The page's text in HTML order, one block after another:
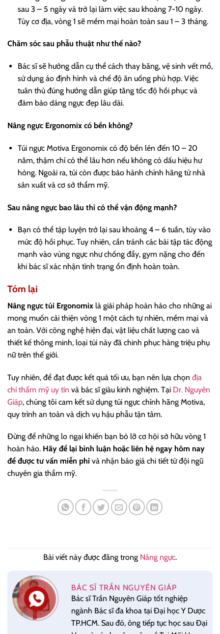
sau 3 – 5 ngày và trở lại làm việc sau khoảng 7-10 ngày.
Tùy cơ địa, vòng 1 sẽ mềm mại hoàn toàn sau 1 – 3 tháng.
Chăm sóc sau phẫu thuật như thế nào?
Bác sĩ sẽ hướng dẫn cụ thể cách thay băng, vệ sinh vết mổ,
sử dụng áo định hình và chế độ ăn uống phù hợp. Việc
tuân thủ đúng hướng dẫn giúp tăng tốc độ hồi phục và
đảm bảo dáng ngực đẹp lâu dài.
Nâng ngực Ergonomix có bền không?
Túi ngực Motiva Ergonomix có độ bền lên đến 10 – 20
năm, thậm chí có thể lâu hơn nếu không có dấu hiệu hư
hỏng. Ngoài ra, túi còn được bảo hành chính hãng từ nhà
sản xuất và cơ sở thẩm mỹ.
Sau nâng ngực bao lâu thì có thể vận động mạnh?
Bạn có thể tập luyện trở lại sau khoảng 4 – 6 tuần, tùy vào
mức độ hồi phục. Tuy nhiên, cần tránh các bài tập tác động
mạnh vào vùng ngực như chống đẩy, gym nặng cho đến
khi bác sĩ xác nhận tình trạng ổn định hoàn toàn.
Tóm lại
Nâng ngực túi Ergonomix là giải pháp hoàn hảo cho những ai
mong muốn cải thiện vòng 1 một cách tự nhiên, mềm mại và
an toàn. Với công nghệ hiện đại, vật liệu chất lượng cao và
thiết kế thông minh, loại túi này đã chinh phục hàng triệu phụ
nữ trên thế giới.
Tuy nhiên, để đạt được kết quả tối ưu, bạn nên lựa chọn địa
chỉ thẩm mỹ uy tín và bác sĩ giàu kinh nghiệm. Tại Dr. Nguyên
Giáp, chúng tôi cam kết sử dụng túi ngực chính hãng Motiva,
quy trình an toàn và dịch vụ hậu phẫu tận tâm.
Đừng để những lo ngại khiến bạn bỏ lỡ cơ hội sở hữu vòng 1
hoàn hảo. Hãy để lại bình luận hoặc liên hệ ngay hôm nay
để được tư vấn miễn phí và nhận báo giá chi tiết từ đội ngũ
chuyên gia thẩm mỹ.
Bài viết này được đăng trong Nâng ngực.
BÁC SĨ TRẦN NGUYÊN GIÁP
Bác sĩ Trần Nguyên Giáp tốt nghiệp
ngành Bác sĩ đa khoa tại Đại học Y Dược
TP.HCM. Sau đó, ông tiếp tục học sau Đại